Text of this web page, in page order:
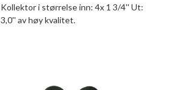
Kollektor i størrelse inn: 4x 1 3/4'' Ut:
3,0'' av høy kvalitet.